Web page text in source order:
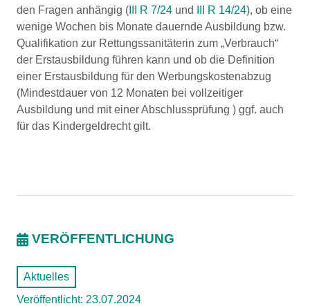
den Fragen anhängig ( III R 7/24 und III R 14/24), ob eine
wenige Wochen bis Monate dauernde Ausbildung bzw.
Qualifikation zur Rettungssanitäterin zum „Verbrauch“
der Erstausbildung führen kann und ob die Definition
einer Erstausbildung für den Werbungskostenabzug
(Mindestdauer von 12 Monaten bei vollzeitiger
Ausbildung und mit einer Abschlussprüfung ) ggf. auch
für das Kindergeldrecht gilt.
VERÖFFENTLICHUNG
Aktuelles
Veröffentlicht: 23.07.2024